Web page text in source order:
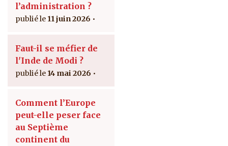
l’administration ?
11 juin 2026
Faut-il se méfier de
l'Inde de Modi ?
14 mai 2026
Comment l’Europe
peut-elle peser face
au Septième
continent du